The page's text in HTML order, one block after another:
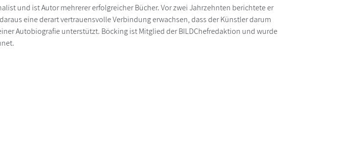
und ist Autor mehrerer erfolgreicher Bücher. Vor zwei Jahrzehnten berichtete er
eine derart vertrauensvolle Verbindung erwachsen, dass der Künstler darum
Autobiografie unterstützt. Böcking ist Mitglied der BILDChefredaktion und wurde